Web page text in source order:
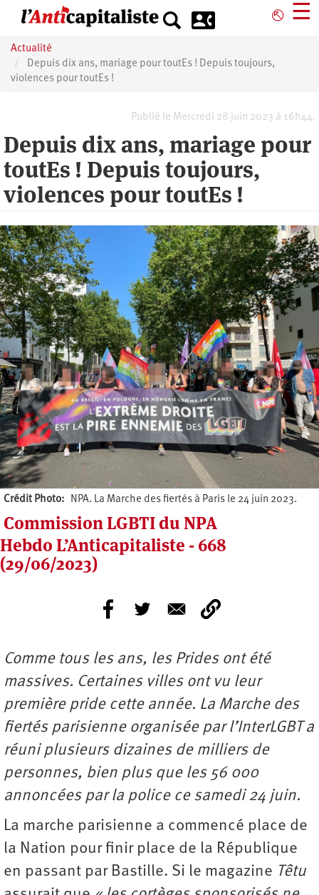
principal
⎋ ☰
Actualité
Depuis dix ans, mariage pour toutEs ! Depuis toujours,
violences pour toutEs !
Publié le Mercredi 28 juin 2023 à 16h44.
Depuis dix ans, mariage pour
toutEs ! Depuis toujours,
violences pour toutEs !
Crédit Photo NPA. La Marche des fiertés à Paris le 24 juin 2023.
Commission LGBTI du NPA
Hebdo L’Anticapitaliste - 668
(29/06/2023)
Comme tous les ans, les Prides ont été
massives. Certaines villes ont vu leur
première pride cette année. La Marche des
fiertés parisienne organisée par l’InterLGBT a
réuni plusieurs dizaines de milliers de
personnes, bien plus que les 56 000
annoncées par la police ce samedi 24 juin.
La marche parisienne a commencé place de
la Nation pour finir place de la République
en passant par Bastille. Si le magazine Têtu